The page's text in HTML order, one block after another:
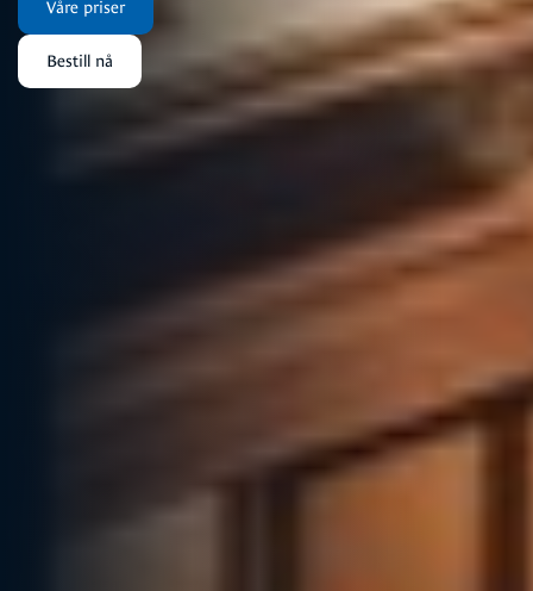
Våre priser
Bestill nå